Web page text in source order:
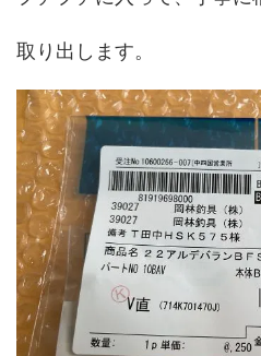
取り出します。